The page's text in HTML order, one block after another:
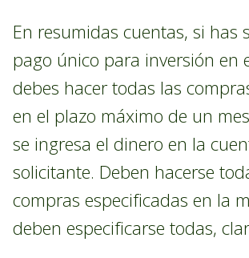
En resumidas cuentas, si has
pago único para inversión en
debes hacer todas las
en el plazo máximo de un
se ingresa el dinero en la
solicitante. Deben hacerse
compras especificadas en la
deben especificarse todas,